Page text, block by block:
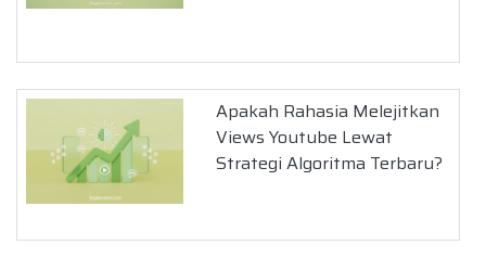
Apakah Rahasia Melejitkan
Views Youtube Lewat
Strategi Algoritma Terbaru?